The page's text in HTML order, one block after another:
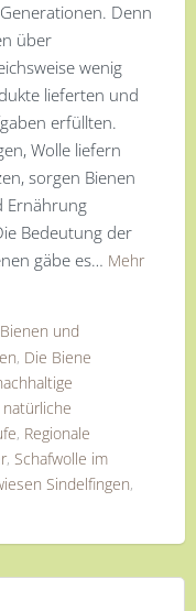
Denn
über
wenig
lieferten und
erfüllten.
Wolle liefern
sorgen Bienen
Ernährung
Bedeutung der
gäbe es… Mehr
Bienen und
, Die Biene
natürliche
, Regionale
, Schafwolle im
Sindelfingen,